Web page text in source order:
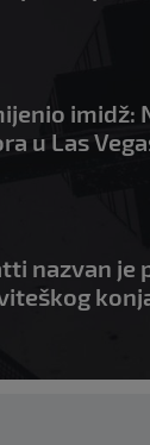
imidž:
u Las
nazvan je